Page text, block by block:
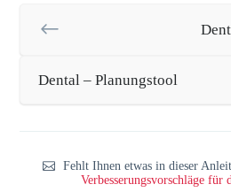
Dental – Planungstool
Fehlt Ihnen etwas in dieser
Verbesserungsvorschläge für